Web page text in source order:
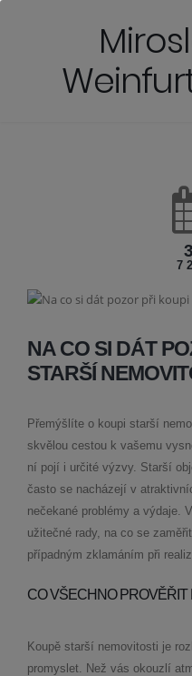
7
NA CO SI DÁT
STARŠÍ
Přemýšlíte o koupi starší
skvělou cestou k vašemu
ní pojí i určité výzvy. Starší
často se nacházejí v
nečekané problémy a výdaje.
užitečné rady, na co se
případným zklamáním při
CO VŠECHNO PROVĚŘIT
Koupě starší nemovitosti je
promyslet. Než vás okouzlí